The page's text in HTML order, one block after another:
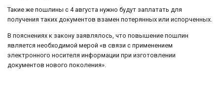
Такие же пошлины с 4 августа нужно будут заплатать для
получения таких документов взамен потерянных или испорченных.
В пояснениях к закону заявлялось, что повышение пошлин
является необходимой мерой «в связи с применением
электронного носителя информации при изготовлении
документов нового поколения».